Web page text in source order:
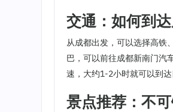
交通：如何到
从成都出发，可以选择高铁
巴，可以前往成都新南门汽
速，大约1-2小时就可以到达
景点推荐：不